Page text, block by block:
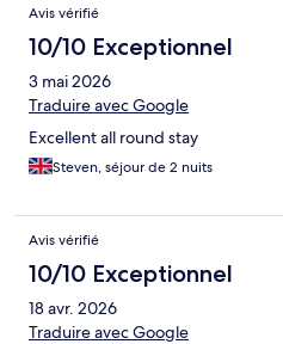
Avis vérifié
10/10 Exceptionnel
3 mai 2026
Traduire avec Google
Excellent all round stay
Steven, séjour de 2 nuits
Avis vérifié
10/10 Exceptionnel
18 avr. 2026
Traduire avec Google